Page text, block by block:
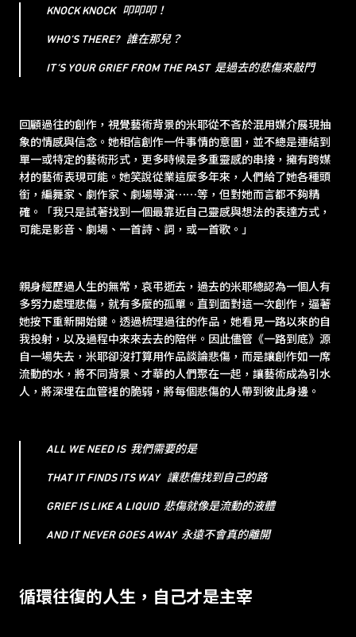
KNOCK KNOCK 叩叩叩！
WHO’S THERE? 誰在那兒？
IT’S YOUR GRIEF FROM THE PAST 是過去的悲傷來敲門
回顧過往的創作，視覺藝術背景的米耶從不吝於混用媒介展現抽
象的情感與信念。她相信創作一件事情的意圖，並不總是連結到
單一或特定的藝術形式，更多時候是多重靈感的串接，擁有跨媒
材的藝術表現可能。她笑說從業這麼多年來，人們給了她各種頭
銜，編舞家、劇作家、劇場導演⋯⋯等，但對她而言都不夠精
確。「我只是試著找到一個最靠近自己靈感與想法的表達方式，
可能是影音、劇場、一首詩、詞，或一首歌。」
親身經歷過人生的無常，哀弔逝去，過去的米耶總認為一個人有
多努力處理悲傷，就有多麼的孤單。直到面對這一次創作，逼著
她按下重新開始鍵。透過梳理過往的作品，她看見一路以來的自
我投射，以及過程中來來去去的陪伴。因此儘管《一路到底》源
自一場失去，米耶卻沒打算用作品談論悲傷，而是讓創作如一席
流動的水，將不同背景、才華的人們聚在一起，讓藝術成為引水
人，將深埋在血管裡的脆弱，將每個悲傷的人帶到彼此身邊。
ALL WE NEED IS 我們需要的是
THAT IT FINDS ITS WAY 讓悲傷找到自己的路
GRIEF IS LIKE A LIQUID 悲傷就像是流動的液體
AND IT NEVER GOES AWAY 永遠不會真的離開
循環往復的人生，自己才是主宰